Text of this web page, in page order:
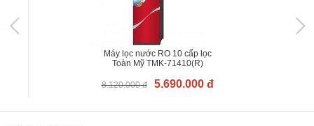
Máy lọc nước RO 10 cấp lọc
Toàn Mỹ TMK-71410(R)
8.120.000 đ 5.690.000 đ